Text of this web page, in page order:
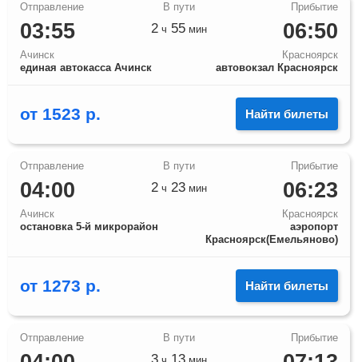
03:55
Ачинск
единая автокасса Ачинск
06:50
Красноярск
автовокзал Красноярск
2 ч 55 мин
от 1523 р. Найти билеты
04:00
Ачинск
остановка 5-й микрорайон
06:23
Красноярск
аэропорт
Красноярск(Емельяново)
2 ч 23 мин
от 1273 р. Найти билеты